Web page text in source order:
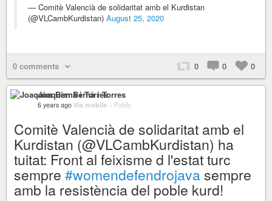
— Comitè Valencià de solidaritat amb el Kurdistan
(@VLCambKurdistan) August 25, 2020
0 comments 0 0 0
Joaquim Bernà i Torres
6 years ago Via mobile – Public
Comitè Valencià de solidaritat amb el
Kurdistan (@VLCambKurdistan) ha
tuitat: Front al feixisme d l'estat turc
sempre #womendefendrojava sempre
amb la resistència del poble kurd!